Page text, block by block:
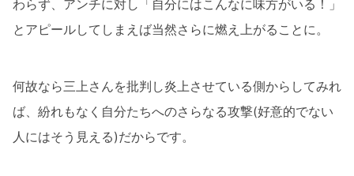
わらず、アンチに対し「自分にはこんなに味方がいる！」
とアピールしてしまえば当然さらに燃え上がることに。
何故なら三上さんを批判し炎上させている側からしてみれ
ば、紛れもなく自分たちへのさらなる攻撃(好意的でない
人にはそう見える)だからです。